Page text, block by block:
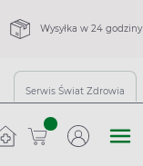
Wysyłka w 24 godziny
Serwis Świat Zdrowia
sztuk